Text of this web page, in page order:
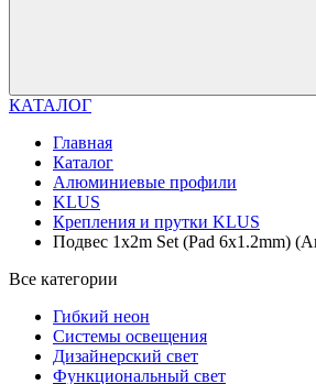
КАТАЛОГ
Главная
Каталог
Алюминиевые профили
KLUS
Крепления и прутки KLUS
Подвес 1x2m Set (Pad 6x1.2mm)
Все категории
Гибкий неон
Системы освещения
Дизайнерский свет
Функциональный свет